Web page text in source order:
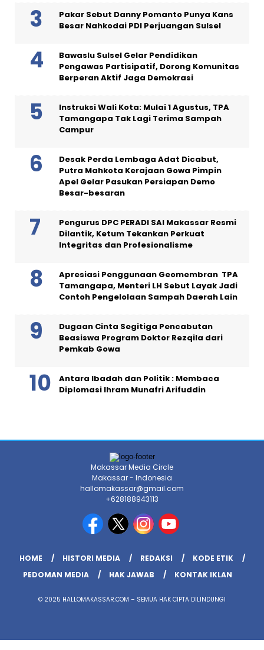
Pakar Sebut Danny Pomanto Punya Kans
Besar Nahkodai PDI Perjuangan Sulsel
Bawaslu Sulsel Gelar Pendidikan
Pengawas Partisipatif, Dorong Komunitas
Berperan Aktif Jaga Demokrasi
Instruksi Wali Kota: Mulai 1 Agustus, TPA
Tamangapa Tak Lagi Terima Sampah
Campur
Desak Perda Lembaga Adat Dicabut,
Putra Mahkota Kerajaan Gowa Pimpin
Apel Gelar Pasukan Persiapan Demo
Besar-besaran
Pengurus DPC PERADI SAI Makassar Resmi
Dilantik, Ketum Tekankan Perkuat
Integritas dan Profesionalisme
Apresiasi Penggunaan Geomembran TPA
Tamangapa, Menteri LH Sebut Layak Jadi
Contoh Pengelolaan Sampah Daerah Lain
Dugaan Cinta Segitiga Pencabutan
Beasiswa Program Doktor Rezqila dari
Pemkab Gowa
Antara Ibadah dan Politik : Membaca
Diplomasi Ihram Munafri Arifuddin
Makassar Media Circle
Makassar - Indonesia
hallomakassar@gmail.com
+628188943113
HOME HISTORI MEDIA REDAKSI
KODE ETIK
PEDOMAN MEDIA
HAK JAWAB KONTAK IKLAN
© 2025 HALLOMAKASSAR.COM – SEMUA HAK CIPTA DILINDUNGI